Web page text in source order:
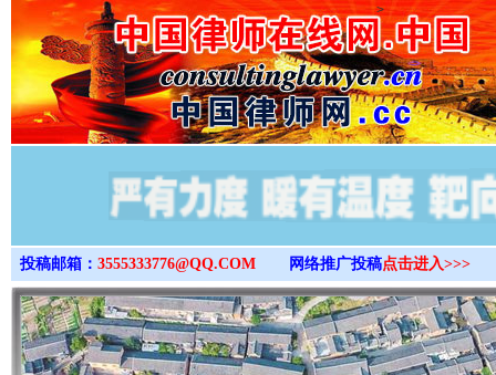
>
投稿邮箱： 3555333776@QQ.COM 网络推广投稿点击进入>>>